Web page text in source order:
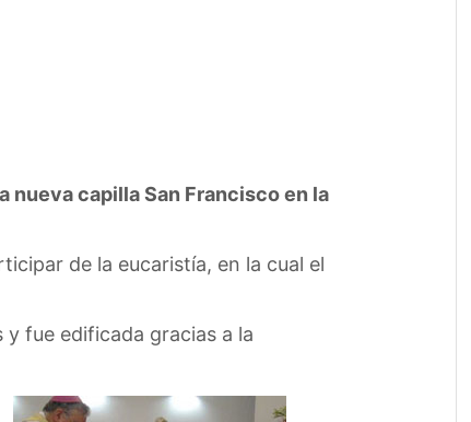
nueva capilla San Francisco en la
de la eucaristía, en la cual el
y fue edificada gracias a la